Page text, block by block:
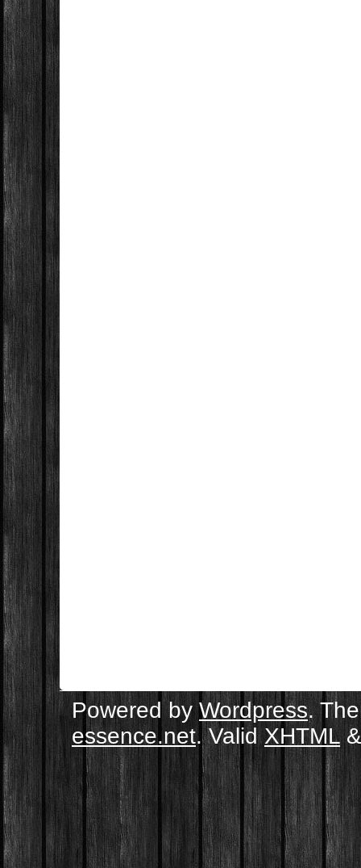
Powered byWordpress.
essence.net. ValidXHTML